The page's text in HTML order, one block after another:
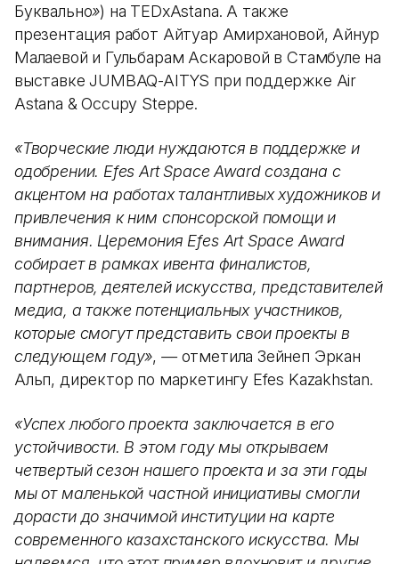
Буквально») на TEDxAstana. А также
презентация работ Айтуар Амирхановой, Айнур
Малаевой и Гульбарам Аскаровой в Стамбуле на
выставке JUMBAQ-AITYS при поддержке Air
Astana & Occupy Steppe.
«Творческие люди нуждаются в поддержке и
одобрении. Efes Art Space Award создана с
акцентом на работах талантливых художников и
привлечения к ним спонсорской помощи и
внимания. Церемония Efes Art Space Award
собирает в рамках ивента финалистов,
партнеров, деятелей искусства, представителей
медиа, а также потенциальных участников,
которые смогут представить свои проекты в
следующем году», —отметила Зейнеп Эркан
Альп, директор по маркетингу Efes Kazakhstan.
«Успех любого проекта заключается в его
устойчивости. В этом году мы открываем
четвертый сезон нашего проекта и за эти годы
мы от маленькой частной инициативы смогли
дорасти до значимой институции на карте
современного казахстанского искусства. Мы